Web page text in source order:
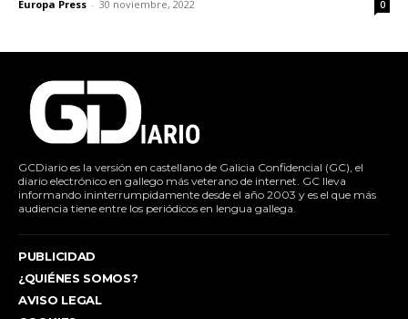
Europa Press - 30 noviembre, 2022 0
GCDiario es la versión en castellano de Galicia Confidencial (GC), el
diario electrónico en gallego más veterano de internet. GC lleva
informando ininterrumpidamente desde el año 2003 y es el que más
audiencia tiene entre los periódicos en lengua gallega.
PUBLICIDAD
¿QUIÉNES SOMOS?
AVISO LEGAL